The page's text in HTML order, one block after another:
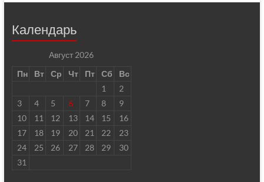
Календарь
Август 2026
Пн
Вт Ср Чт Пт Сб
Вс
1
2
3
4 5 6 7 8
9
10
11 12 13 14 15
16
17
18 19 20 21 22
23
24
25 26 27 28 29
30
31